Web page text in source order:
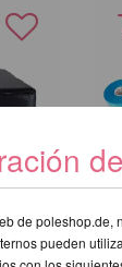
-
de poleshop.de,
pueden